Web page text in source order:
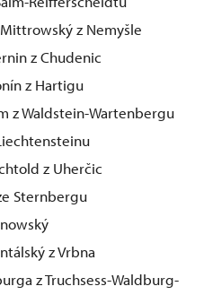
z Nemyšle
z Chudenic
z Hartigu
z Waldstein-Wartenbergu
z Uherčic
Sternbergu
z Vrbna
z Truchsess-Waldburg-